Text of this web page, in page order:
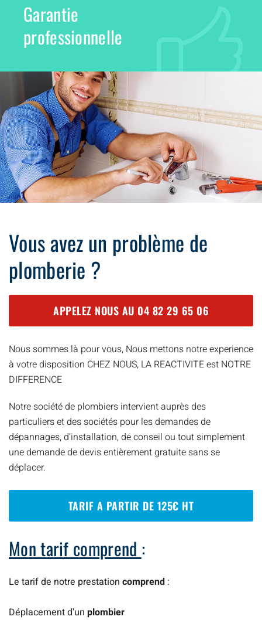
Garantie
professionnelle
Vous avez un problème de
plomberie ?
APPELEZ NOUS AU 04 82 29 65 06
Nous sommes là pour vous, Nous mettons notre experience
à votre disposition CHEZ NOUS, LA REACTIVITE est NOTRE
DIFFERENCE
Notre société de plombiers intervient auprès des
particuliers et des sociétés pour les demandes de
dépannages, d’installation, de conseil ou tout simplement
une demande de devis entièrement gratuite sans se
déplacer.
TARIF A PARTIR DE 125€ HT
Mon tarif comprend :
Le tarif de notre prestation comprend :
Déplacement d'un plombier